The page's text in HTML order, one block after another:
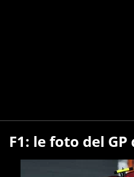
F1: le foto del GP